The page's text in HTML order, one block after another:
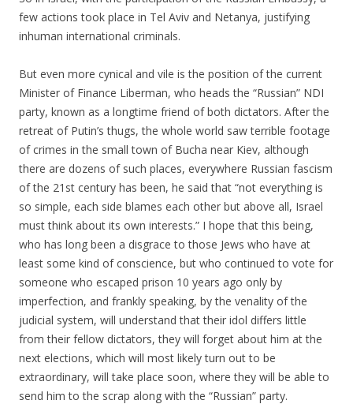
few actions took place in Tel Aviv and Netanya, justifying
inhuman international criminals.
But even more cynical and vile is the position of the current
Minister of Finance Liberman, who heads the “Russian” NDI
party, known as a longtime friend of both dictators. After the
retreat of Putin’s thugs, the whole world saw terrible footage
of crimes in the small town of Bucha near Kiev, although
there are dozens of such places, everywhere Russian fascism
of the 21st century has been, he said that “not everything is
so simple, each side blames each other but above all, Israel
must think about its own interests.” I hope that this being,
who has long been a disgrace to those Jews who have at
least some kind of conscience, but who continued to vote for
someone who escaped prison 10 years ago only by
imperfection, and frankly speaking, by the venality of the
judicial system, will understand that their idol differs little
from their fellow dictators, they will forget about him at the
next elections, which will most likely turn out to be
extraordinary, will take place soon, where they will be able to
send him to the scrap along with the “Russian” party.